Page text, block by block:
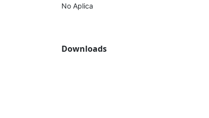
No Aplica
Downloads